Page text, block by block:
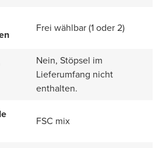
Frei wählbar (1 oder 2)
Nein, Stöpsel im
Lieferumfang nicht
enthalten.
FSC mix